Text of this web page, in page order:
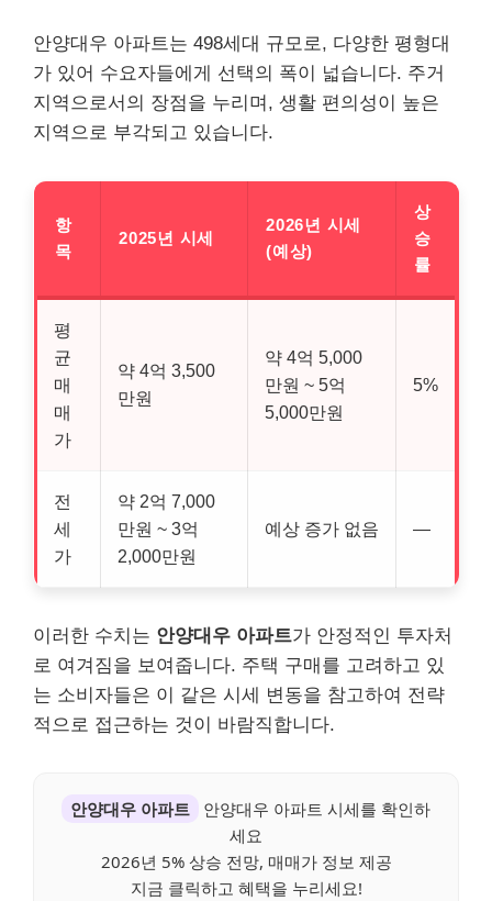
안양대우 아파트는 498세대 규모로, 다양한 평형대
가 있어 수요자들에게 선택의 폭이 넓습니다. 주거
지역으로서의 장점을 누리며, 생활 편의성이 높은
지역으로 부각되고 있습니다.
항
목
2025년 시세
2026년 시세
(예상)
상
승
률
평
균
매
매
가
약 4억 3,500
만원
약 4억 5,000
만원 ~ 5억
5,000만원
5%
전
세
가
약 2억 7,000
만원 ~ 3억
2,000만원
예상 증가 없음 —
이러한 수치는 안양대우 아파트가 안정적인 투자처
로 여겨짐을 보여줍니다. 주택 구매를 고려하고 있
는 소비자들은 이 같은 시세 변동을 참고하여 전략
적으로 접근하는 것이 바람직합니다.
안양대우 아파트
안양대우 아파트 시세를 확인하
세요
2026년 5% 상승 전망, 매매가 정보 제공
지금 클릭하고 혜택을 누리세요!